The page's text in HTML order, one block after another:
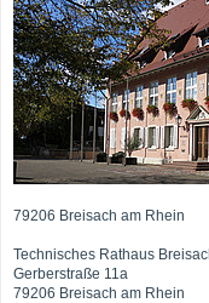
79206 Breisach am Rhein
Technisches Rathaus
Gerberstraße 11a
79206 Breisach am Rhein